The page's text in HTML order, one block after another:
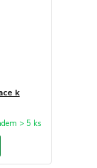
k
> 5 ks